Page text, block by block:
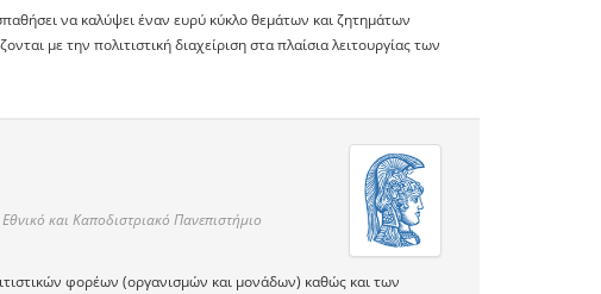
να καλύψει έναν ευρύ κύκλο θεμάτων και ζητημάτων
με την πολιτιστική διαχείριση στα πλαίσια λειτουργίας των
και Καποδιστριακό Πανεπιστήμιο
φορέων (οργανισμών και μονάδων) καθώς και των